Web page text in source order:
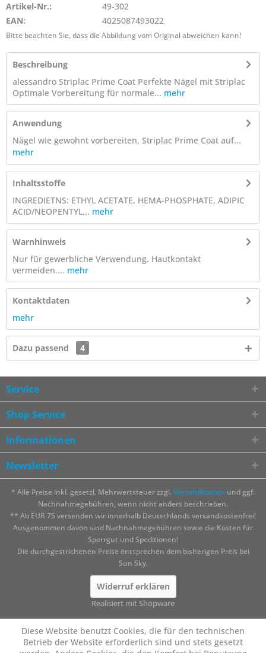
Artikel-Nr.:
49-302
EAN:
4025087493022
Bitte beachten Sie, dass die Abbildung vom Original abweichen kann!
Beschreibung
alessandro Striplac Prime Coat Perfekte Nägel mit Striplac
Optimale Vorbereitung für normale... mehr
Anwendung
Nägel wie gewohnt vorbereiten, Striplac Prime Coat auf...
mehr
Inhaltsstoffe
INGREDIETNS: ETHYL ACETATE, HEMA-PHOSPHATE, ADIPIC
ACID/NEOPENTYL... mehr
Warnhinweis
Nur für gewerbliche Verwendung. Hautkontakt
vermeiden.... mehr
Kontaktdaten
mehr
Dazu passend 4
Service
Shop Service
Informationen
Newsletter
* Alle Preise inkl. gesetzl. Mehrwertsteuer zzgl. Versandkosten und ggf.
Nachnahmegebühren, wenn nicht anders beschrieben.
** Ab EUR 75 versenden wir innerhalb Deutschlands versandkostenfrei!
Ausgenommen davon sind Nachnahmegebühren sowie die Kosten für
Sperrgut und Speditionen!
Die durchgestrichenen Preise entsprechen dem bisherigen Preis bei
Sun Sky.
Widerruf erklären
Realisiert mit Shopware
Diese Website benutzt Cookies, die für den technischen
Betrieb der Website erforderlich sind und stets gesetzt